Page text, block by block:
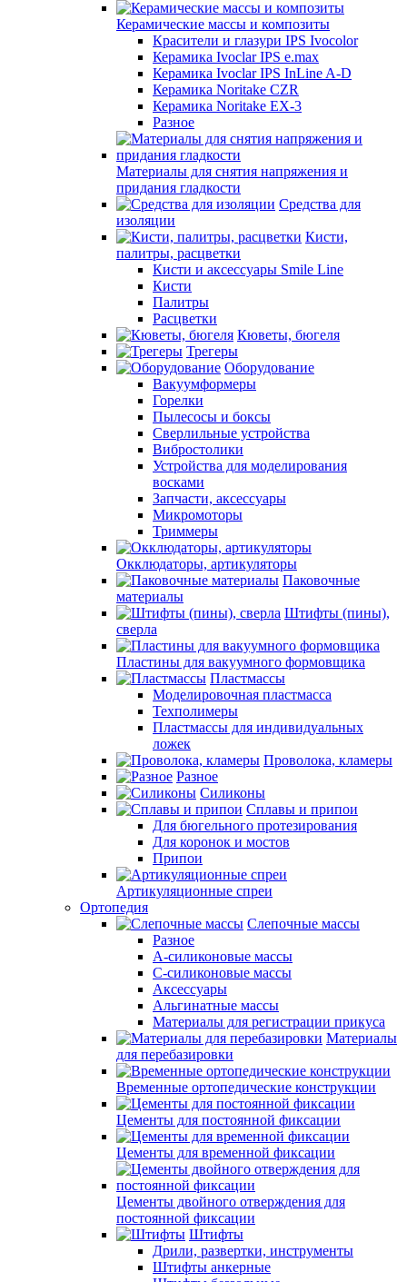
Керамические массы и композиты
Красители и глазури IPS Ivocolor
Керамика Ivoclar IPS e.max
Керамика Ivoclar IPS InLine A-D
Керамика Noritake CZR
Керамика Noritake EX-3
Разное
Материалы для снятия напряжения и
придания гладкости
Средства для
изоляции
Кисти,
палитры, расцветки
Кисти и аксессуары Smile Line
Кисти
Палитры
Расцветки
Кюветы, бюгеля
Трегеры
Оборудование
Вакуумформеры
Горелки
Пылесосы и боксы
Сверлильные устройства
Вибростолики
Устройства для моделирования
восками
Запчасти, аксессуары
Микромоторы
Триммеры
Окклюдаторы, артикуляторы
Паковочные
материалы
Штифты (пины),
сверла
Пластины для вакуумного формовщика
Пластмассы
Моделировочная пластмасса
Техполимеры
Пластмассы для индивидуальных
ложек
Проволока, кламеры
Разное
Силиконы
Сплавы и припои
Для бюгельного протезирования
Для коронок и мостов
Припои
Артикуляционные спреи
Ортопедия
Слепочные массы
Разное
А-силиконовые массы
С-силиконовые массы
Аксессуары
Альгинатные массы
Материалы для регистрации прикуса
Материалы
для перебазировки
Временные ортопедические конструкции
Цементы для постоянной фиксации
Цементы для временной фиксации
Цементы двойного отверждения для
постоянной фиксации
Штифты
Дрили, развертки, инструменты
Штифты анкерные